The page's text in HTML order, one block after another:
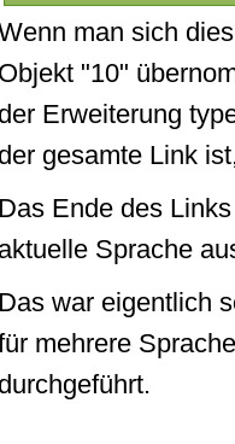
man sich
Objekt "10"
der Erweiterung
der gesamte Link
Das Ende des
aktuelle Sprache
Das war eigentlich
mehrere
durchgeführt.